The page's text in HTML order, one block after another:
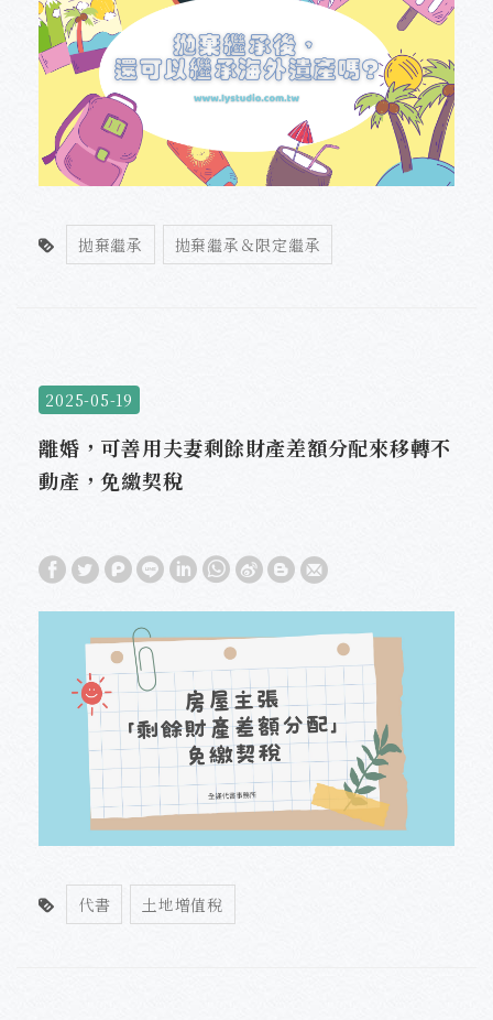
拋棄繼承 拋棄繼承＆限定繼承
2025-05-19
離婚，可善用夫妻剩餘財產差額分配來移轉不
動產，免繳契稅
代書 土地增值稅